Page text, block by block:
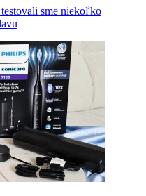
sme niekoľko